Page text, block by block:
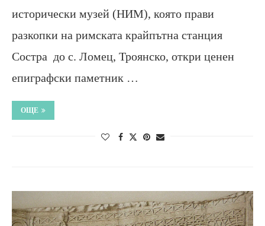
исторически музей (НИМ), която прави
разкопки на римската крайпътна станция
Состра до с. Ломец, Троянско, откри ценен
епиграфски паметник …
ОЩЕ